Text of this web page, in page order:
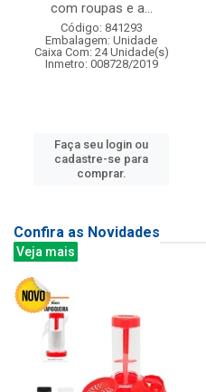
com roupas e a...
Código: 841293
Embalagem: Unidade
Caixa Com: 24 Unidade(s)
Inmetro: 008728/2019
Faça seu login ou
cadastre-se para
comprar.
Confira as Novidades
Veja mais